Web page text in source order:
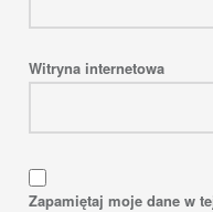
Witryna internetowa
Zapamiętaj moje dane w